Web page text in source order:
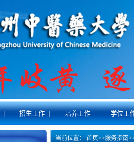
| 招生工作 | 培养工作 | 学位工
当前位置： 首页>>服务指南